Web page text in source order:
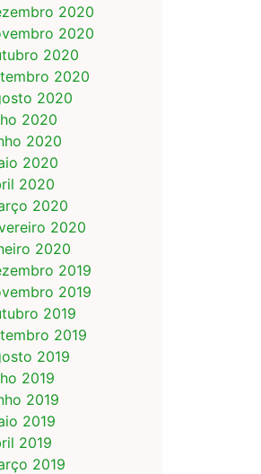
2020
2020
2020
2020
2020
2020
2020
2020
2020
2020
2020
2020
2019
2019
2019
2019
2019
2019
2019
2019
2019
2019